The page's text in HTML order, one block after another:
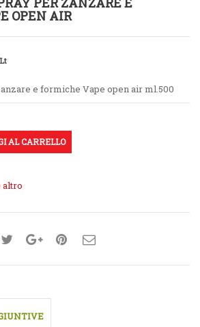
OPEN AIR
e formiche Vape open air ml.500
AL CARRELLO
altro